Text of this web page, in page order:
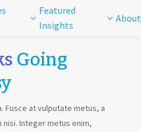
Featured
Insights
About
Going
Fusce at vulputate metus, a
nisi. Integer metus enim,